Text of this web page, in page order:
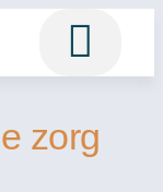
zorg